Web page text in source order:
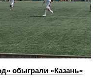
обыграли «Казань»